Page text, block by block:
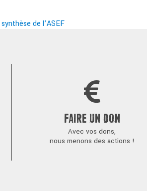
de l’ASEF
FAIRE UN DON
Avec vos dons,
nous menons des actions !